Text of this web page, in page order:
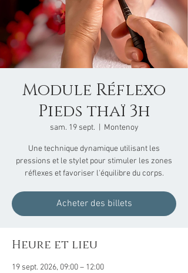
Module Réflexo
Pieds thaï 3h
sam. 19 sept. Montenoy
Une technique dynamique utilisant les
pressions et le stylet pour stimuler les zones
réflexes et favoriser l'équilibre du corps.
Acheter des billets
Heure et lieu
19 sept. 2026, 09:00 – 12:00